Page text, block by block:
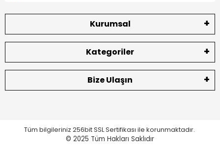
Kurumsal
Kategoriler
Bize Ulaşın
Tüm bilgileriniz 256bit SSL Sertifikası ile korunmaktadır.
© 2025 Tüm Hakları Saklıdır